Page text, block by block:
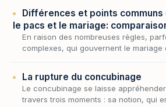
Différences et points communs
le pacs et le mariage:
En raison des nombreuses règles,
complexes, qui gouvernent le mariage
entre…
La rupture du concubinage
Le concubinage se laisse
travers trois moments : sa notion, qui